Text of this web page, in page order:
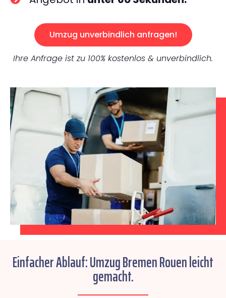
Umzug unverbindlich anfragen!
Ihre Anfrage ist zu 100% kostenlos & unverbindlich.
Einfacher Ablauf: Umzug Bremen Rouen leicht
gemacht.